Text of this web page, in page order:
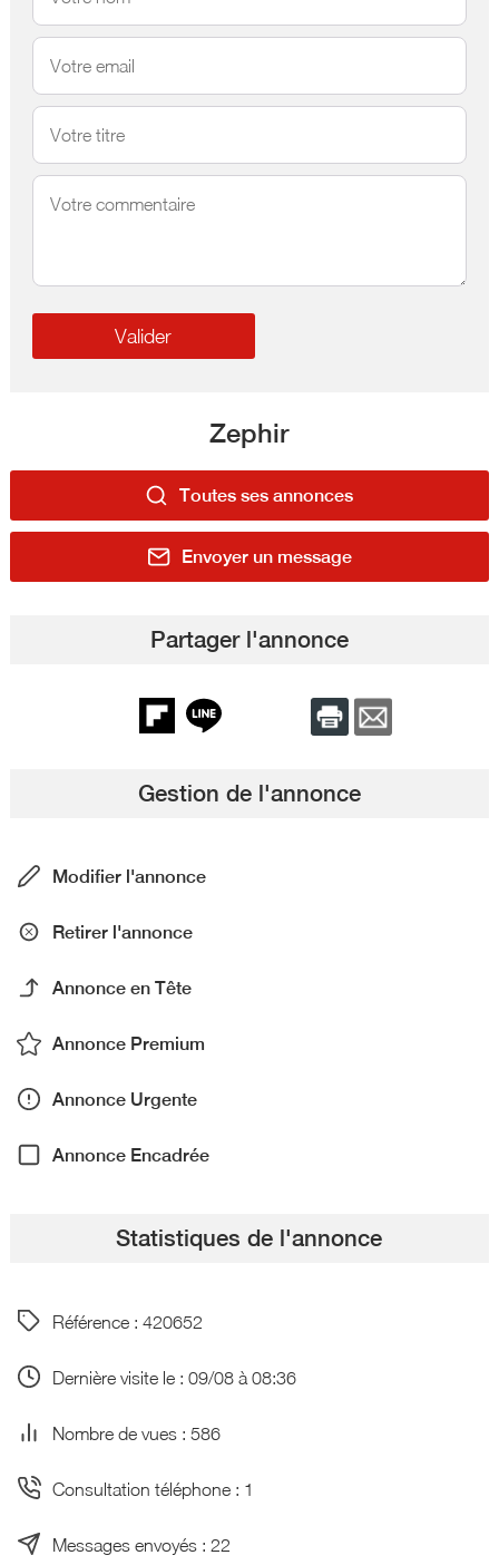
Zephir
Toutes ses annonces
Envoyer un message
Partager l'annonce
Gestion de l'annonce
Modifier l'annonce
Retirer l'annonce
Annonce en Tête
Annonce Premium
Annonce Urgente
Annonce Encadrée
Statistiques de l'annonce
Référence : 420652
Dernière visite le : 09/08 à 08:36
Nombre de vues : 586
Consultation téléphone : 1
Messages envoyés : 22